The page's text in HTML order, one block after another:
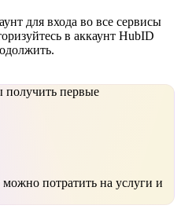
для входа во все сервисы
в аккаунт HubID
получить первые
можно потратить на услуги и